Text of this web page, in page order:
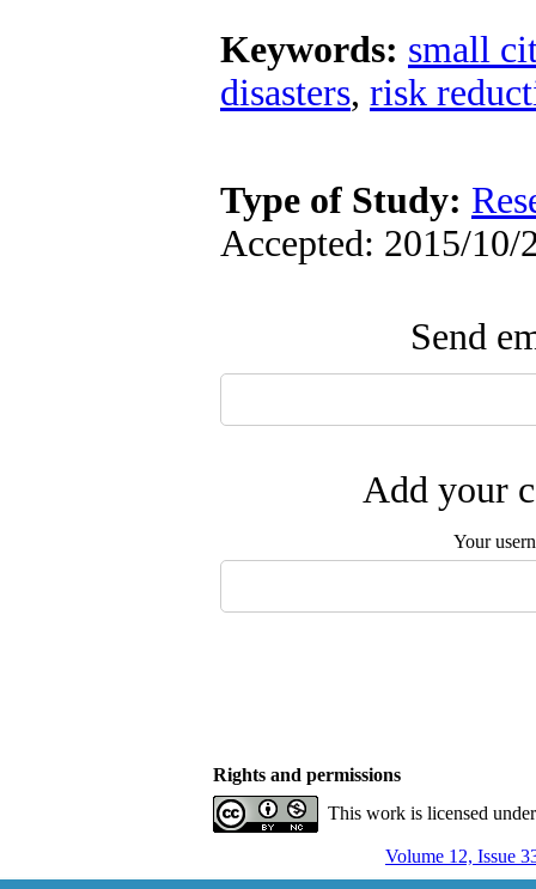
Keywords: small
disasters, risk
Type of Study:
Accepted: 2015/10/
Send
Add your
Your
Rights and permissions
This work is licensed
Volume 12, Issue